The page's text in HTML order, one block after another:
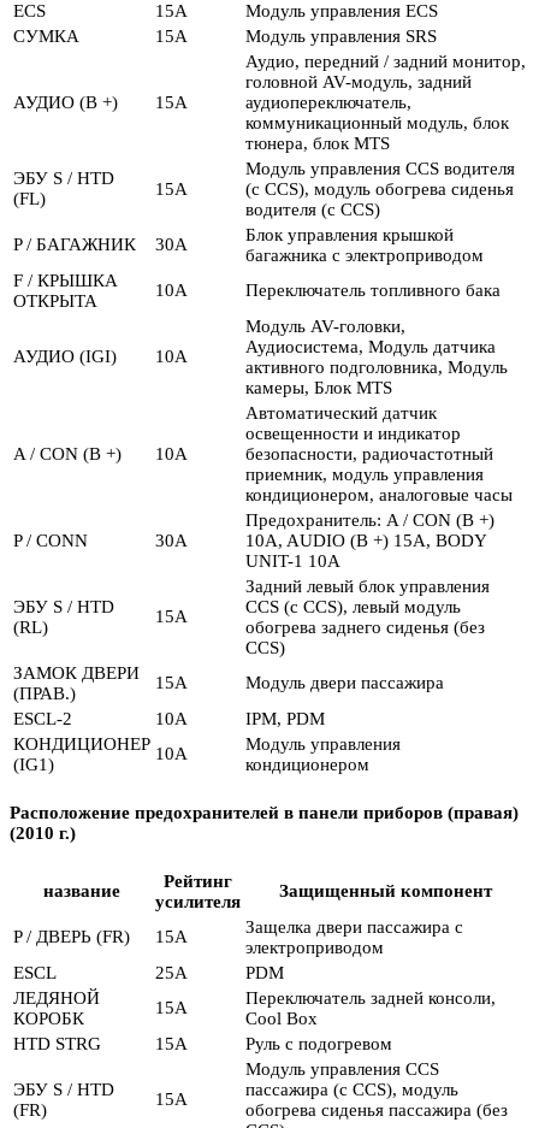
ECS
15А
Модуль управления ECS
СУМКА
15А Модуль управления SRS
АУДИО (B +) 15А
Аудио, передний / задний монитор,
головной AV-модуль, задний
аудиопереключатель,
коммуникационный модуль, блок
тюнера, блок MTS
ЭБУ S / HTD
(FL)
15А
Модуль управления CCS водителя
(с CCS), модуль обогрева сиденья
водителя (с CCS)
P / БАГАЖНИК
30А
Блок управления крышкой
багажника с электроприводом
F / КРЫШКА
ОТКРЫТА
10А Переключатель топливного бака
АУДИО (IGI) 10А
Модуль AV-головки,
Аудиосистема, Модуль датчика
активного подголовника, Модуль
камеры, Блок MTS
A / CON (B +) 10А
Автоматический датчик
освещенности и индикатор
безопасности, радиочастотный
приемник, модуль управления
кондиционером, аналоговые часы
P / CONN 30А
Предохранитель: A / CON (B +)
10A, AUDIO (B +) 15A, BODY
UNIT-1 10A
ЭБУ S / HTD
(RL)
15А
Задний левый блок управления
CCS (с CCS), левый модуль
обогрева заднего сиденья (без
CCS)
ЗАМОК ДВЕРИ
(ПРАВ.)
15А
Модуль двери пассажира
ESCL-2
10А
IPM, PDM
КОНДИЦИОНЕР
(IG1)
10А
Модуль управления
кондиционером
Расположение предохранителей в панели приборов (правая)
(2010 г.)
название
Рейтинг
усилителя
Защищенный компонент
P / ДВЕРЬ (FR) 15А
Защелка двери пассажира с
электроприводом
ESCL
25А
PDM
ЛЕДЯНОЙ
КОРОБК
15А
Переключатель задней консоли,
Cool Box
HTD STRG
15А Руль с подогревом
ЭБУ S / HTD
(FR)
15А
Модуль управления CCS
пассажира (с CCS), модуль
обогрева сиденья пассажира (без